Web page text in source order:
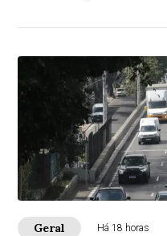
Geral Há 18 horas